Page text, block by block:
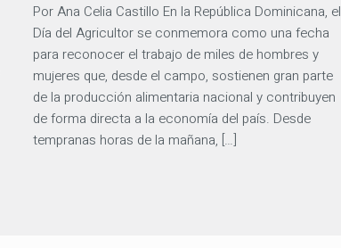
Por Ana Celia Castillo En la República Dominicana, el
Día del Agricultor se conmemora como una fecha
para reconocer el trabajo de miles de hombres y
mujeres que, desde el campo, sostienen gran parte
de la producción alimentaria nacional y contribuyen
de forma directa a la economía del país. Desde
tempranas horas de la mañana, […]